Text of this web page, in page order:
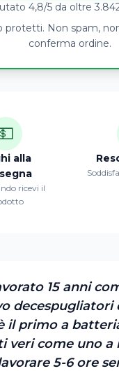
4,8/5 da oltre
protetti. Non spam,
conferma ordine.
alla
ricevi il
15 anni
il primo a
veri come uno a
5-6 ore